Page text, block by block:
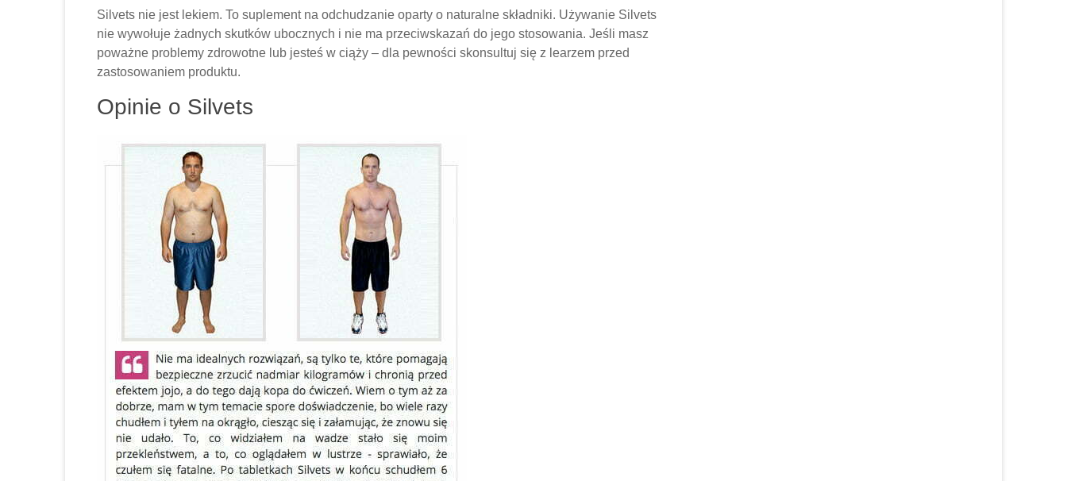
Silvets nie jest lekiem. To suplement na odchudzanie oparty o naturalne składniki. Używanie Silvets
nie wywołuje żadnych skutków ubocznych i nie ma przeciwskazań do jego stosowania. Jeśli masz
poważne problemy zdrowotne lub jesteś w ciąży – dla pewności skonsultuj się z learzem przed
zastosowaniem produktu.
Opinie o Silvets